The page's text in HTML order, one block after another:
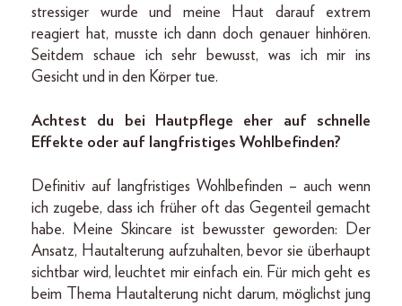
stressiger wurde und meine Haut darauf extrem
reagiert hat, musste ich dann doch genauer hinhören.
Seitdem schaue ich sehr bewusst, was ich mir ins
Gesicht und in den Körper tue.
Achtest du bei Hautpflege eher auf schnelle
Effekte oder auf langfristiges Wohlbefinden?
Definitiv auf langfristiges Wohlbefinden – auch wenn
ich zugebe, dass ich früher oft das Gegenteil gemacht
habe. Meine Skincare ist bewusster geworden: Der
Ansatz, Hautalterung aufzuhalten, bevor sie überhaupt
sichtbar wird, leuchtet mir einfach ein. Für mich geht es
beim Thema Hautalterung nicht darum, möglichst jung